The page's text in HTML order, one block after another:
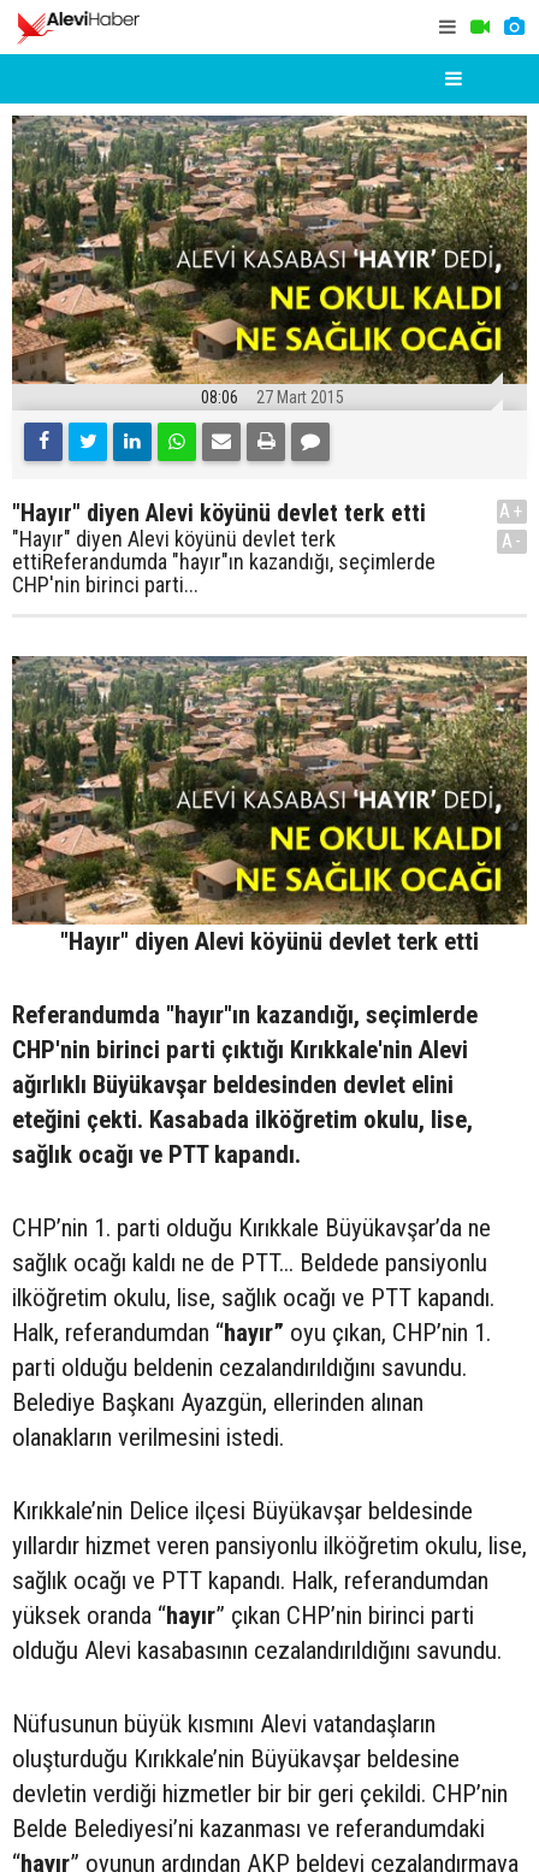
08:06 27 Mart 2015
"Hayır" diyen Alevi köyünü devlet terk etti
"Hayır" diyen Alevi köyünü devlet terk
ettiReferandumda "hayır"ın kazandığı, seçimlerde
CHP'nin birinci parti...
A+
A-
"Hayır" diyen Alevi köyünü devlet terk etti
Referandumda "hayır"ın kazandığı, seçimlerde
CHP'nin birinci parti çıktığı Kırıkkale'nin Alevi
ağırlıklı Büyükavşar beldesinden devlet elini
eteğini çekti. Kasabada ilköğretim okulu, lise,
sağlık ocağı ve PTT kapandı.
CHP’nin 1. parti olduğu Kırıkkale Büyükavşar’da ne
sağlık ocağı kaldı ne de PTT... Beldede pansiyonlu
ilköğretim okulu, lise, sağlık ocağı ve PTT kapandı.
Halk, referandumdan “hayır” oyu çıkan, CHP’nin 1.
parti olduğu beldenin cezalandırıldığını savundu.
Belediye Başkanı Ayazgün, ellerinden alınan
olanakların verilmesini istedi.
Kırıkkale’nin Delice ilçesi Büyükavşar beldesinde
yıllardır hizmet veren pansiyonlu ilköğretim okulu, lise,
sağlık ocağı ve PTT kapandı. Halk, referandumdan
yüksek oranda “hayır” çıkan CHP’nin birinci parti
olduğu Alevi kasabasının cezalandırıldığını savundu.
Nüfusunun büyük kısmını Alevi vatandaşların
oluşturduğu Kırıkkale’nin Büyükavşar beldesine
devletin verdiği hizmetler bir bir geri çekildi. CHP’nin
Belde Belediyesi’ni kazanması ve referandumdaki
“hayır” oyunun ardından AKP beldeyi cezalandırmaya